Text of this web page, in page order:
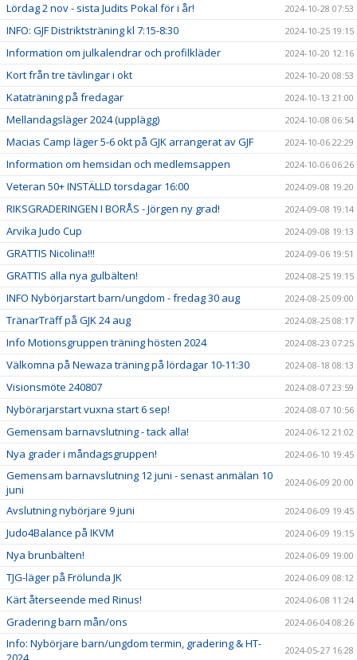
Lördag 2 nov - sista Judits Pokal för i år! 2024-10-28 07:53
INFO: GJF Distriktsträning kl 7:15-8:30 2024-10-25 19:15
Information om julkalendrar och profilkläder 2024-10-20 12:16
Kort från tre tävlingar i okt 2024-10-20 08:53
Kataträning på fredagar 2024-10-13 21:00
Mellandagsläger 2024 (upplägg) 2024-10-08 06:54
Macias Camp läger 5-6 okt på GJK arrangerat av GJF 2024-10-06 22:29
Information om hemsidan och medlemsappen 2024-10-06 06:26
Veteran 50+ INSTÄLLD torsdagar 16:00 2024-09-08 19:20
RIKSGRADERINGEN I BORÅS - Jörgen ny grad! 2024-09-08 19:14
Arvika Judo Cup 2024-09-08 19:13
GRATTIS Nicolina!!! 2024-09-06 19:51
GRATTIS alla nya gulbälten! 2024-08-25 19:15
INFO Nybörjarstart barn/ungdom - fredag 30 aug 2024-08-25 09:00
TränarTräff på GJK 24 aug 2024-08-25 08:17
Info Motionsgruppen träning hösten 2024 2024-08-23 07:25
Välkomna på Newaza träning på lördagar 10-11:30 2024-08-18 08:13
Visionsmöte 240807 2024-08-07 23:59
Nybörarjarstart vuxna start 6 sep! 2024-08-07 10:56
Gemensam barnavslutning - tack alla! 2024-06-12 21:02
Nya grader i måndagsgruppen! 2024-06-10 19:45
Gemensam barnavslutning 12 juni - senast anmälan 10
juni
2024-06-09 20:00
Avslutning nybörjare 9 juni 2024-06-09 19:45
Judo4Balance på IKVM 2024-06-09 19:15
Nya brunbälten! 2024-06-09 19:00
TJG-läger på Frölunda JK 2024-06-09 08:12
Kärt återseende med Rinus! 2024-06-08 11:24
Gradering barn mån/ons 2024-06-04 08:26
Info: Nybörjare barn/ungdom termin, gradering & HT-
2024-05-27 16:28